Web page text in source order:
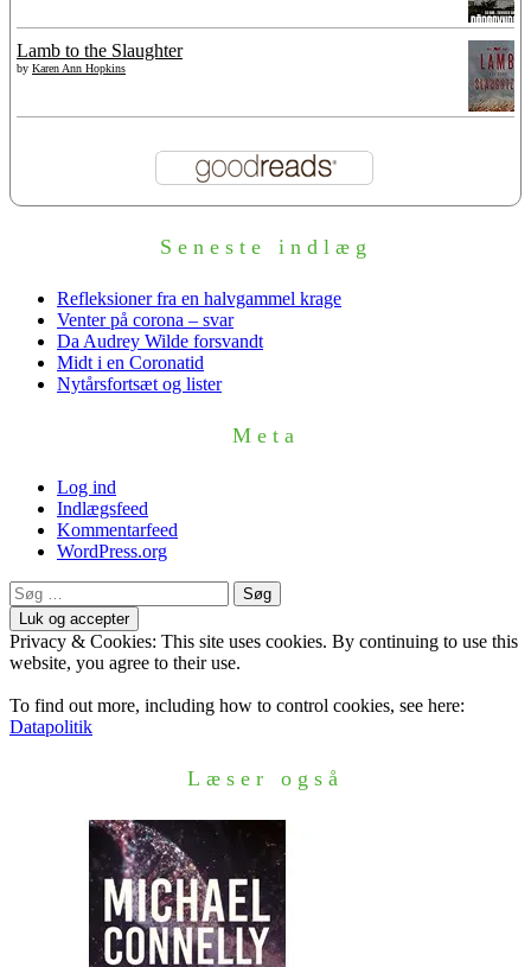
Lamb to the Slaughter
by Karen Ann Hopkins
Seneste indlæg
Refleksioner fra en halvgammel krage
Venter på corona – svar
Da Audrey Wilde forsvandt
Midt i en Coronatid
Nytårsfortsæt og lister
Meta
Log ind
Indlægsfeed
Kommentarfeed
WordPress.org
Søg
efter:
Privacy & Cookies: This site uses cookies. By continuing to use this
website, you agree to their use.
To find out more, including how to control cookies, see here:
Datapolitik
Læser også